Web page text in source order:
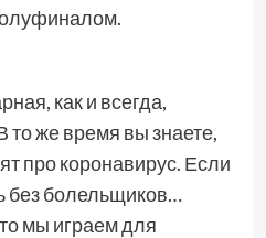
как и всегда,
то же время вы знаете,
про коронавирус. Если
без болельщиков…
мы играем для